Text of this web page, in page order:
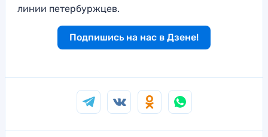
линии петербуржцев.
Подпишись на нас в Дзене!